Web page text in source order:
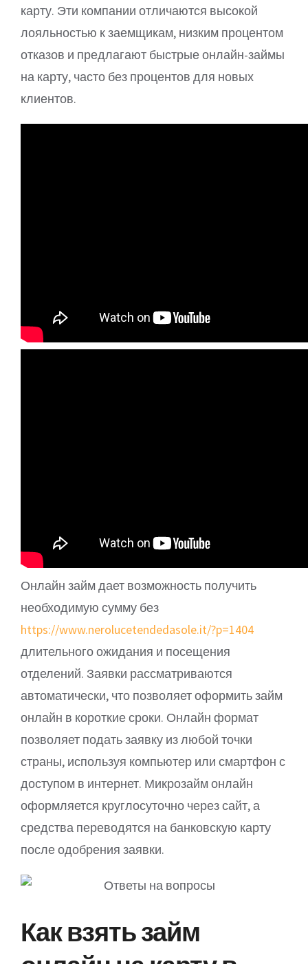
карту. Эти компании отличаются высокой
лояльностью к заемщикам, низким процентом
отказов и предлагают быстрые онлайн-займы
на карту, часто без процентов для новых
клиентов.
Онлайн займ дает возможность получить
необходимую сумму без
https://www.nerolucetendedasole.it/?p=1404
длительного ожидания и посещения
отделений. Заявки рассматриваются
автоматически, что позволяет оформить займ
онлайн в короткие сроки. Онлайн формат
позволяет подать заявку из любой точки
страны, используя компьютер или смартфон с
доступом в интернет. Микрозайм онлайн
оформляется круглосуточно через сайт, а
средства переводятся на банковскую карту
после одобрения заявки.
Как взять займ